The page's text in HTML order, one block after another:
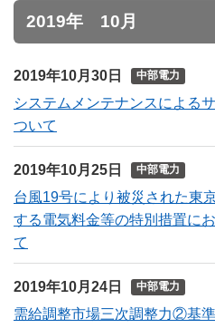
2019年 10月
2019年10月30日 中部電力
システムメンテナンスによる
ついて
2019年10月25日 中部電力
台風19号により被災された東
する電気料金等の特別措置に
て
2019年10月24日 中部電力
需給調整市場三次調整力②基